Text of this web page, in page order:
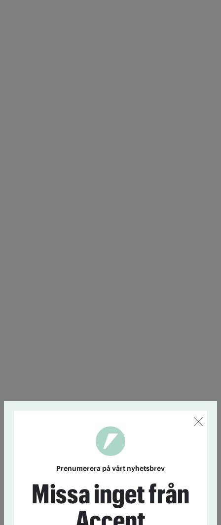
Prenumerera på vårt nyhetsbrev
Missa inget från